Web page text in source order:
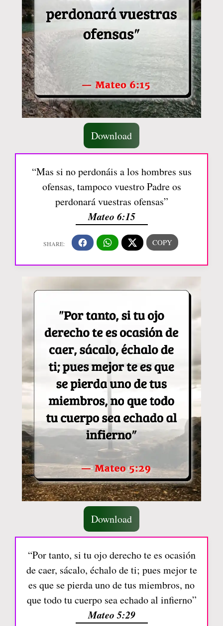
Download
“Mas si no perdonáis a los hombres sus
ofensas, tampoco vuestro Padre os
perdonará vuestras ofensas”
Mateo 6:15
Download
“Por tanto, si tu ojo derecho te es ocasión
de caer, sácalo, échalo de ti; pues mejor te
es que se pierda uno de tus miembros, no
que todo tu cuerpo sea echado al infierno”
Mateo 5:29